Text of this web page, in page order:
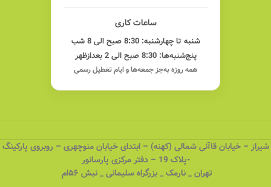
ساعات کاری
شنبه تا چهارشنبه: 8:30 صبح الی 8 شب
پنج‌شنبه‌ها: 8:30 صبح الی 2 بعدازظهر
همه روزه به‌جز جمعه‌ها و ایام تعطیل رسمی
شیراز – خیابان قاآنی شمالی (کهنه) – ابتدای خیابان منوچهری – روبروی پارکینگ
-پلاک 19 – دفتر مرکزی پارسانور
تهران _ نارمک _ بزرگراه سلیمانی _ نبش ۵۶ام